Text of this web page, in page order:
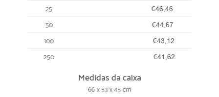
25 €46,46
50 €44,67
100 €43,12
250 €41,62
Medidas da caixa
66 x 53 x 45 cm